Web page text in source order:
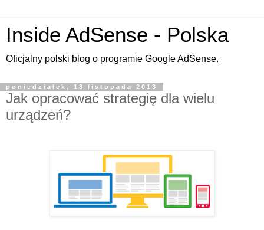
Inside AdSense - Polska
Oficjalny polski blog o programie Google AdSense.
poniedziałek, 18 listopada 2013
Jak opracować strategię dla wielu
urządzeń?